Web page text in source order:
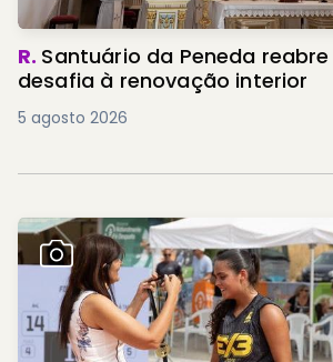
R. Santuário da Peneda
desafia à renovação interior
5 agosto 2026